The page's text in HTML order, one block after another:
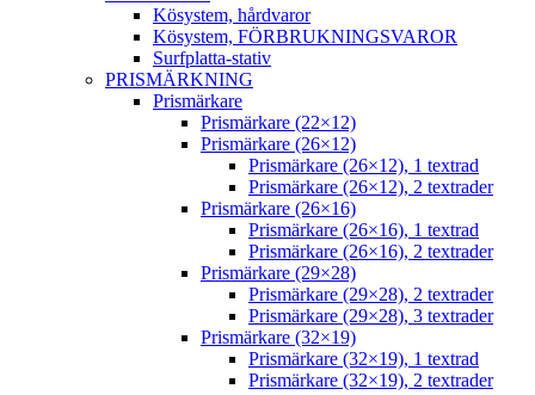
Kösystem, hårdvaror
Kösystem, FÖRBRUKNINGSVAROR
Surfplatta-stativ
PRISMÄRKNING
Prismärkare
Prismärkare (22×12)
Prismärkare (26×12)
Prismärkare (26×12), 1 textrad
Prismärkare (26×12), 2 textrader
Prismärkare (26×16)
Prismärkare (26×16), 1 textrad
Prismärkare (26×16), 2 textrader
Prismärkare (29×28)
Prismärkare (29×28), 2 textrader
Prismärkare (29×28), 3 textrader
Prismärkare (32×19)
Prismärkare (32×19), 1 textrad
Prismärkare (32×19), 2 textrader